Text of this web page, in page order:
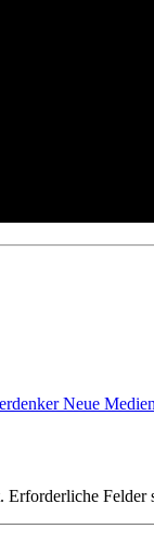
Neue
Erforderliche Felder